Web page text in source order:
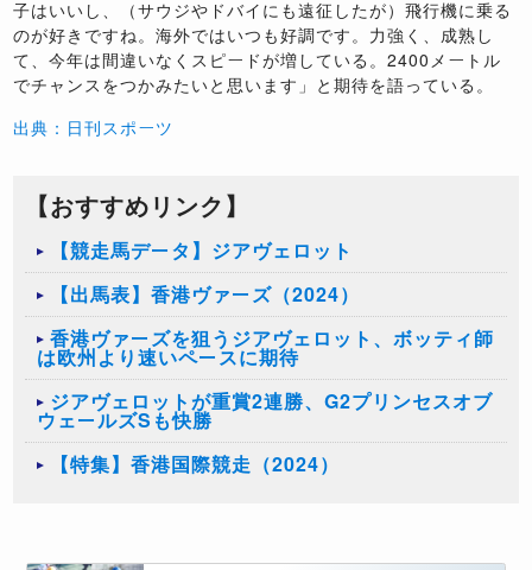
子はいいし、（サウジやドバイにも遠征したが）飛行機に乗る
のが好きですね。海外ではいつも好調です。力強く、成熟し
て、今年は間違いなくスピードが増している。2400メートル
でチャンスをつかみたいと思います」と期待を語っている。
出典：日刊スポーツ
【おすすめリンク】
【競走馬データ】ジアヴェロット
【出馬表】香港ヴァーズ（2024）
香港ヴァーズを狙うジアヴェロット、ボッティ師
は欧州より速いペースに期待
ジアヴェロットが重賞2連勝、G2プリンセスオブ
ウェールズSも快勝
【特集】香港国際競走（2024）